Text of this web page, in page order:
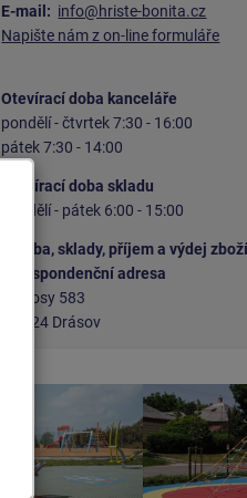
E-mail: info@hriste-bonita.cz
Napište nám z on-line formuláře
Otevírací doba kanceláře
pondělí - čtvrtek 7:30 - 16:00
pátek 7:30 - 14:00
Otevírací doba skladu
pondělí - pátek 6:00 - 15:00
Výroba, sklady, příjem a výdej
korespondenční adresa
Čedlosy 583
664 24 Drásov